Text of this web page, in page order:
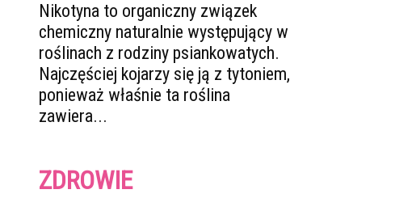
Nikotyna to organiczny związek
chemiczny naturalnie występujący w
roślinach z rodziny psiankowatych.
Najczęściej kojarzy się ją z tytoniem,
ponieważ właśnie ta roślina
zawiera...
ZDROWIE